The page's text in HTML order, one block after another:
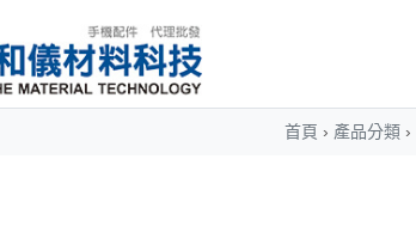
首頁 › 產品分類 ›